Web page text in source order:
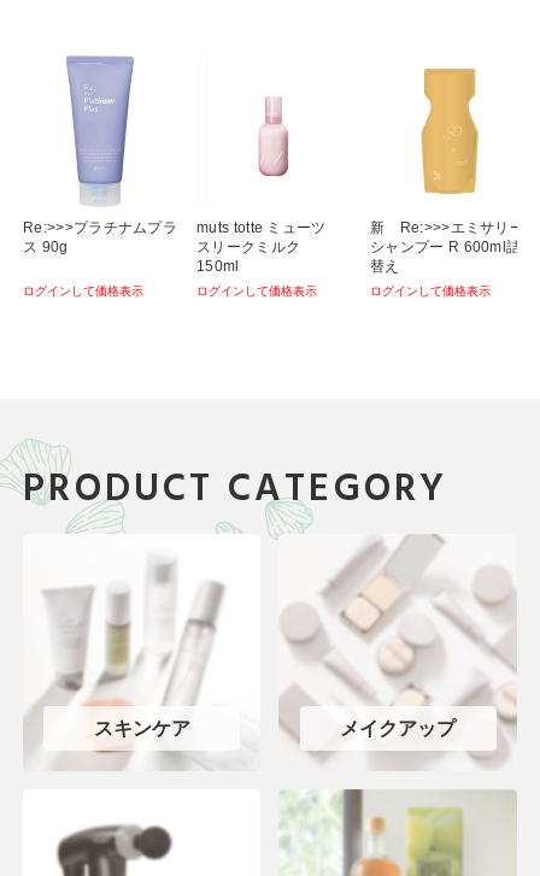
Re:>>>プラチナムプラ
ス 90g
ログインして価格表示
muts totte ミューツ
スリークミルク
150ml
ログインして価格表示
新 Re:>>>エミサリー
シャンプー R 600ml詰
替え
ログインして価格表示
PRODUCT CATEGORY
スキンケア メイクアップ